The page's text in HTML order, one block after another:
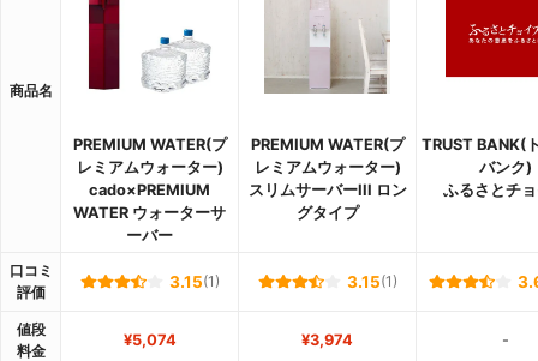
商品名
PREMIUM WATER(プ
レミアムウォーター)
cado×PREMIUM
WATER ウォーターサ
ーバー
PREMIUM WATER(プ
レミアムウォーター)
スリムサーバーIII ロン
グタイプ
TRUST BANK(
バンク)
ふるさとチ
口コミ
評価
3.15(1) 3.15(1)
値段
料金
¥5,074 ¥3,974 -